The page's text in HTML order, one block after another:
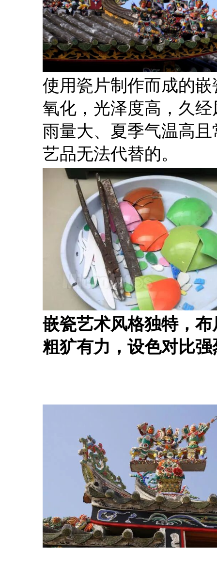
使用瓷片制作而成的
氧化，光泽度高，久
雨量大、夏季气温高
艺品无法代替的。
嵌瓷艺术风格独特，
粗犷有力，设色对比